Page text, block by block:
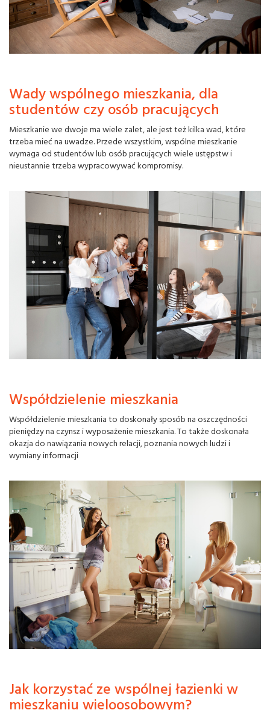
Wady wspólnego mieszkania, dla
studentów czy osób pracujących
Mieszkanie we dwoje ma wiele zalet, ale jest też kilka wad, które
trzeba mieć na uwadze. Przede wszystkim, wspólne mieszkanie
wymaga od studentów lub osób pracujących wiele ustępstw i
nieustannie trzeba wypracowywać kompromisy.
Współdzielenie mieszkania
Współdzielenie mieszkania to doskonały sposób na oszczędności
pieniędzy na czynsz i wyposażenie mieszkania. To także doskonała
okazja do nawiązania nowych relacji, poznania nowych ludzi i
wymiany informacji
Jak korzystać ze wspólnej łazienki w